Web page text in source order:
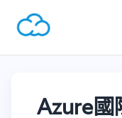
Azure國